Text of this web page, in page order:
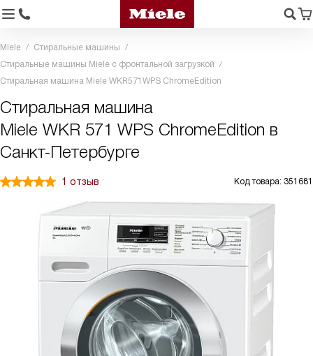
Miele
Стиральные машины
Стиральные машины Miele с фронтальной загрузкой
Стиральная машина Miele WKR571WPS ChromeEdition
Стиральная машина
Miele WKR 571 WPS ChromeEdition в
Санкт-Петербурге
1 отзыв Код товара: 351681